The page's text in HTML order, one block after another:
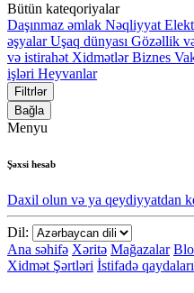
Bütün kateqoriyalar
Daşınmaz əmlak Nəqliyyat
əşyalar Uşaq dünyası Gözəllik
və istirahət Xidmətlər Biznes
işləri Heyvanlar
Filtrlər
Bağla
Menyu
Şəxsi hesab
Daxil olun və ya qeydiyyatdan
Dil:
Ana səhifə Xəritə Mağazalar
Xidmət Şərtləri İstifadə qaydaları